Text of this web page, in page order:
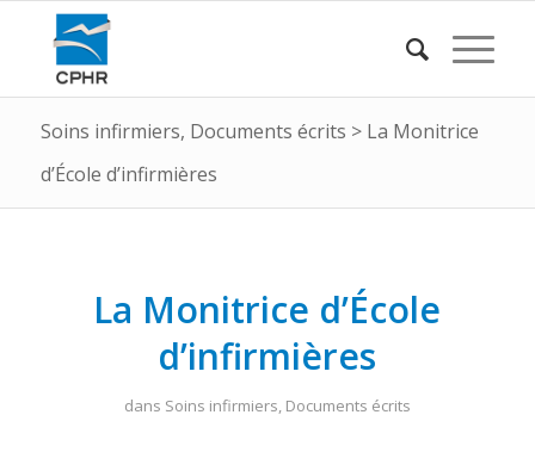
Soins infirmiers, Documents écrits > La Monitrice
d’École d’infirmières
La Monitrice d’École
d’infirmières
dans Soins infirmiers, Documents écrits